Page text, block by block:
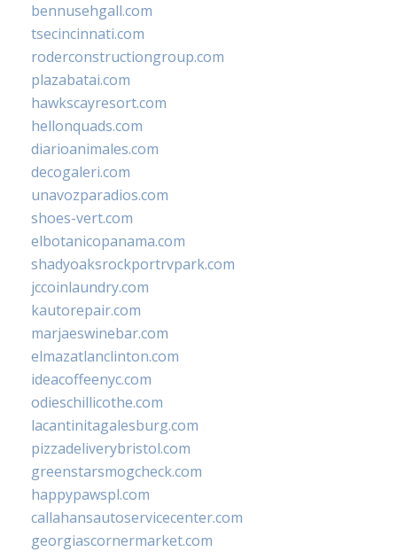
bennusehgall.com
tsecincinnati.com
roderconstructiongroup.com
plazabatai.com
hawkscayresort.com
hellonquads.com
diarioanimales.com
decogaleri.com
unavozparadios.com
shoes-vert.com
elbotanicopanama.com
shadyoaksrockportrvpark.com
jccoinlaundry.com
kautorepair.com
marjaeswinebar.com
elmazatlanclinton.com
ideacoffeenyc.com
odieschillicothe.com
lacantinitagalesburg.com
pizzadeliverybristol.com
greenstarsmogcheck.com
happypawspl.com
callahansautoservicecenter.com
georgiascornermarket.com